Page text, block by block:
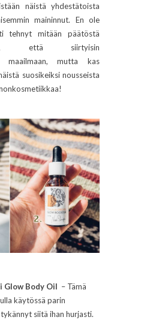
näistä yhdestätoista
maininnut. En ole
tehnyt mitään päätöstä
että siirtyisin
maailmaan, mutta kas
suosikeiksi nousseista
Glow Body Oil – Tämä
käytössä parin
siitä ihan hurjasti.